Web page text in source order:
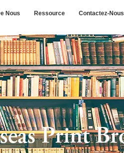
Nous Ressource Contactez-Nous